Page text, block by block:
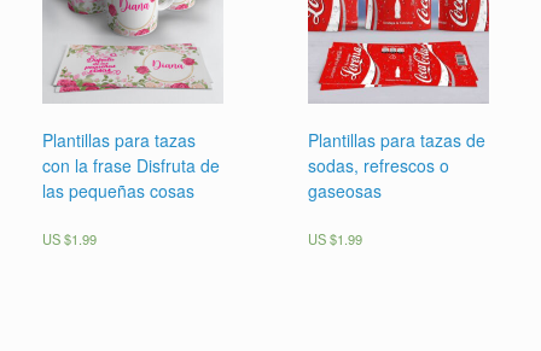
Plantillas para tazas
con la frase Disfruta de
las pequeñas cosas
US $1.99
Plantillas para tazas de
sodas, refrescos o
gaseosas
US $1.99